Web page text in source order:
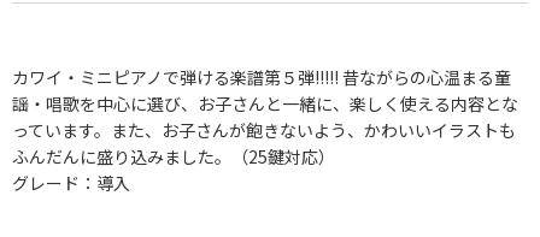
カワイ・ミニピアノで弾ける楽譜第５弾!!!!! 昔ながらの心温まる童
謡・唱歌を中心に選び、お子さんと一緒に、楽しく使える内容とな
っています。また、お子さんが飽きないよう、かわいいイラストも
ふんだんに盛り込みました。（25鍵対応）
グレード：導入